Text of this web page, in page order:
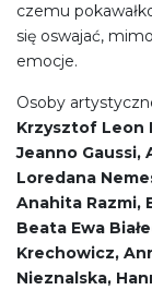
czemu
się oswajać,
emocje.
Osoby
Krzysztof Leon
Jeanno Gaussi,
Loredana
Anahita Razmi,
Beata Ewa
Krechowicz,
Nieznalska,